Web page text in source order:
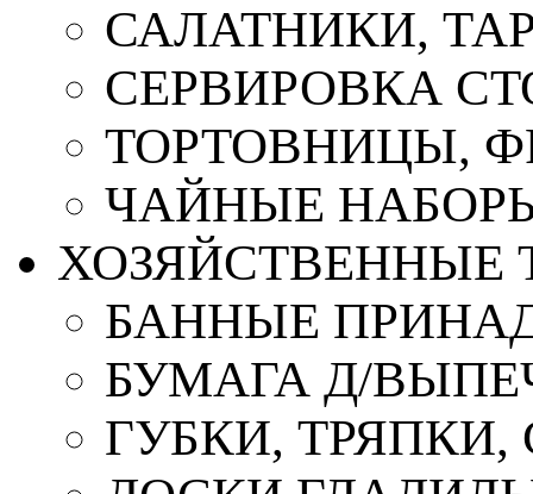
САЛАТНИКИ,
СЕРВИРОВКА
ТОРТОВНИЦЫ,
ЧАЙНЫЕ
ХОЗЯЙСТВЕННЫЕ
БАННЫЕ
БУМАГА Д/
ГУБКИ,